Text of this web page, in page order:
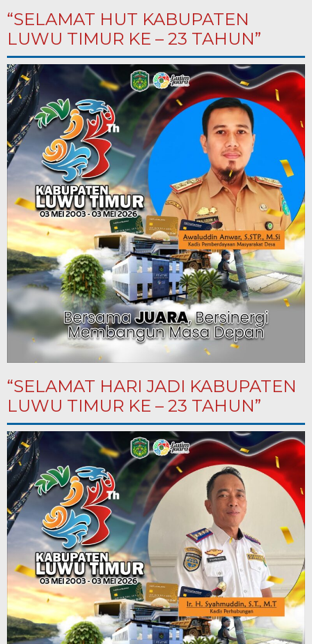
“SELAMAT HUT KABUPATEN
LUWU TIMUR KE – 23 TAHUN”
“SELAMAT HARI JADI KABUPATEN
LUWU TIMUR KE – 23 TAHUN”